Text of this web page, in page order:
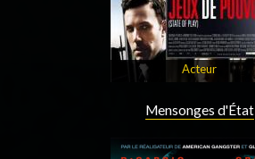
Acteur
Mensonges d'État